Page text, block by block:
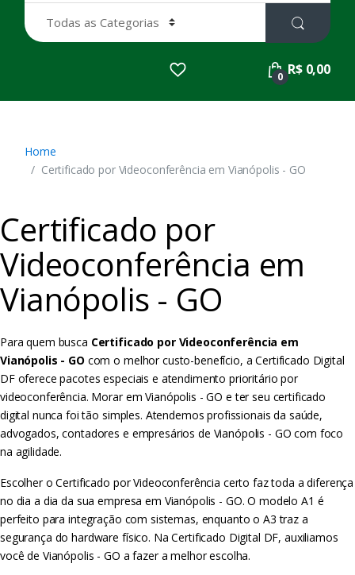
a
r
:
0 R$ 0,00
Home
Certificado por Videoconferência em Vianópolis - GO
Certificado por
Videoconferência em
Vianópolis - GO
Para quem busca Certificado por Videoconferência em
Vianópolis - GO com o melhor custo-benefício, a Certificado Digital
DF oferece pacotes especiais e atendimento prioritário por
videoconferência. Morar em Vianópolis - GO e ter seu certificado
digital nunca foi tão simples. Atendemos profissionais da saúde,
advogados, contadores e empresários de Vianópolis - GO com foco
na agilidade.
Escolher o Certificado por Videoconferência certo faz toda a diferença
no dia a dia da sua empresa em Vianópolis - GO. O modelo A1 é
perfeito para integração com sistemas, enquanto o A3 traz a
segurança do hardware físico. Na Certificado Digital DF, auxiliamos
você de Vianópolis - GO a fazer a melhor escolha.